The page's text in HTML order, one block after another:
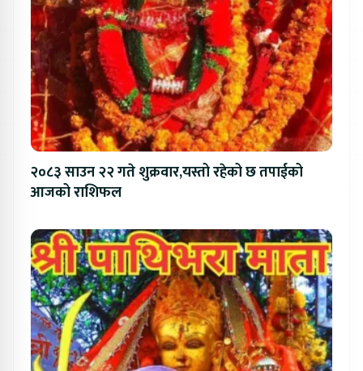
२०८३ साउन २२ गते शुक्रवार,यस्तो रहेको छ तपाईको
आजको राशिफल